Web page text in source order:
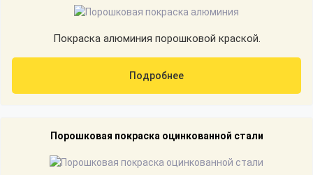
Покраска алюминия порошковой краской.
Подробнее
Порошковая покраска оцинкованной стали